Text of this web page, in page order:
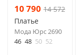
10 790 14 572
Платье
Мода Юрс 2690
46 48 50 52